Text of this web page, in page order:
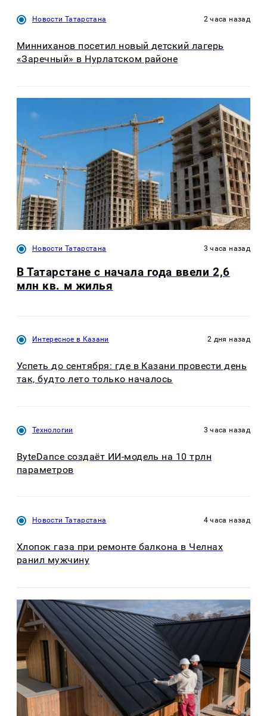
Новости Татарстана 2 часа назад
Минниханов посетил новый детский лагерь
«Заречный» в Нурлатском районе
Новости Татарстана 3 часа назад
В Татарстане с начала года ввели 2,6
млн кв. м жилья
Интересное в Казани 2 дня назад
Успеть до сентября: где в Казани провести день
так, будто лето только началось
Технологии 3 часа назад
ByteDance создаёт ИИ-модель на 10 трлн
параметров
Новости Татарстана 4 часа назад
Хлопок газа при ремонте балкона в Челнах
ранил мужчину